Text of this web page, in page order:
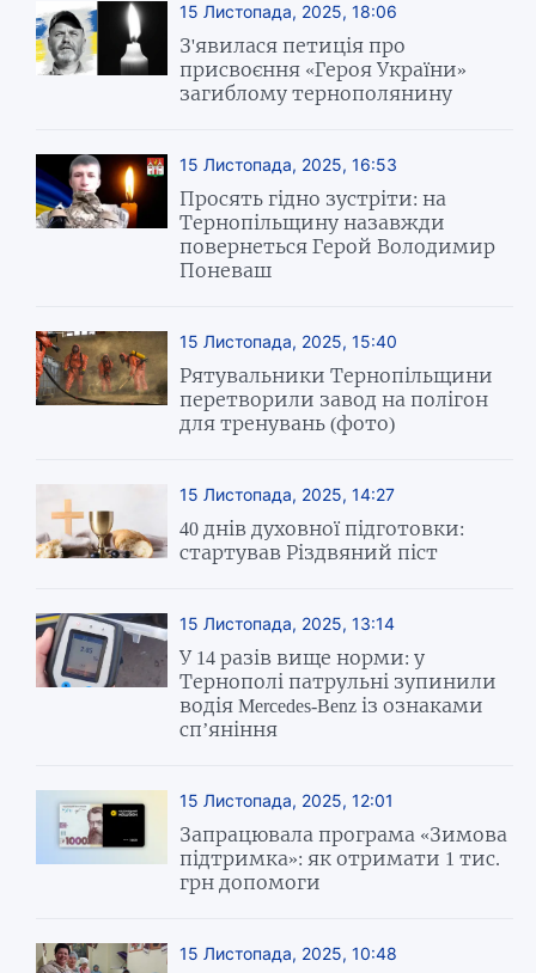
15 Листопада, 2025, 18:06
З'явилася петиція про
присвоєння «Героя України»
загиблому тернополянину
15 Листопада, 2025, 16:53
Просять гідно зустріти: на
Тернопільщину назавжди
повернеться Герой Володимир
Поневаш
15 Листопада, 2025, 15:40
Рятувальники Тернопільщини
перетворили завод на полігон
для тренувань (фото)
15 Листопада, 2025, 14:27
40 днів духовної підготовки:
стартував Різдвяний піст
15 Листопада, 2025, 13:14
У 14 разів вище норми: у
Тернополі патрульні зупинили
водія Mercedes-Benz із ознаками
сп’яніння
15 Листопада, 2025, 12:01
Запрацювала програма «Зимова
підтримка»: як отримати 1 тис.
грн допомоги
15 Листопада, 2025, 10:48